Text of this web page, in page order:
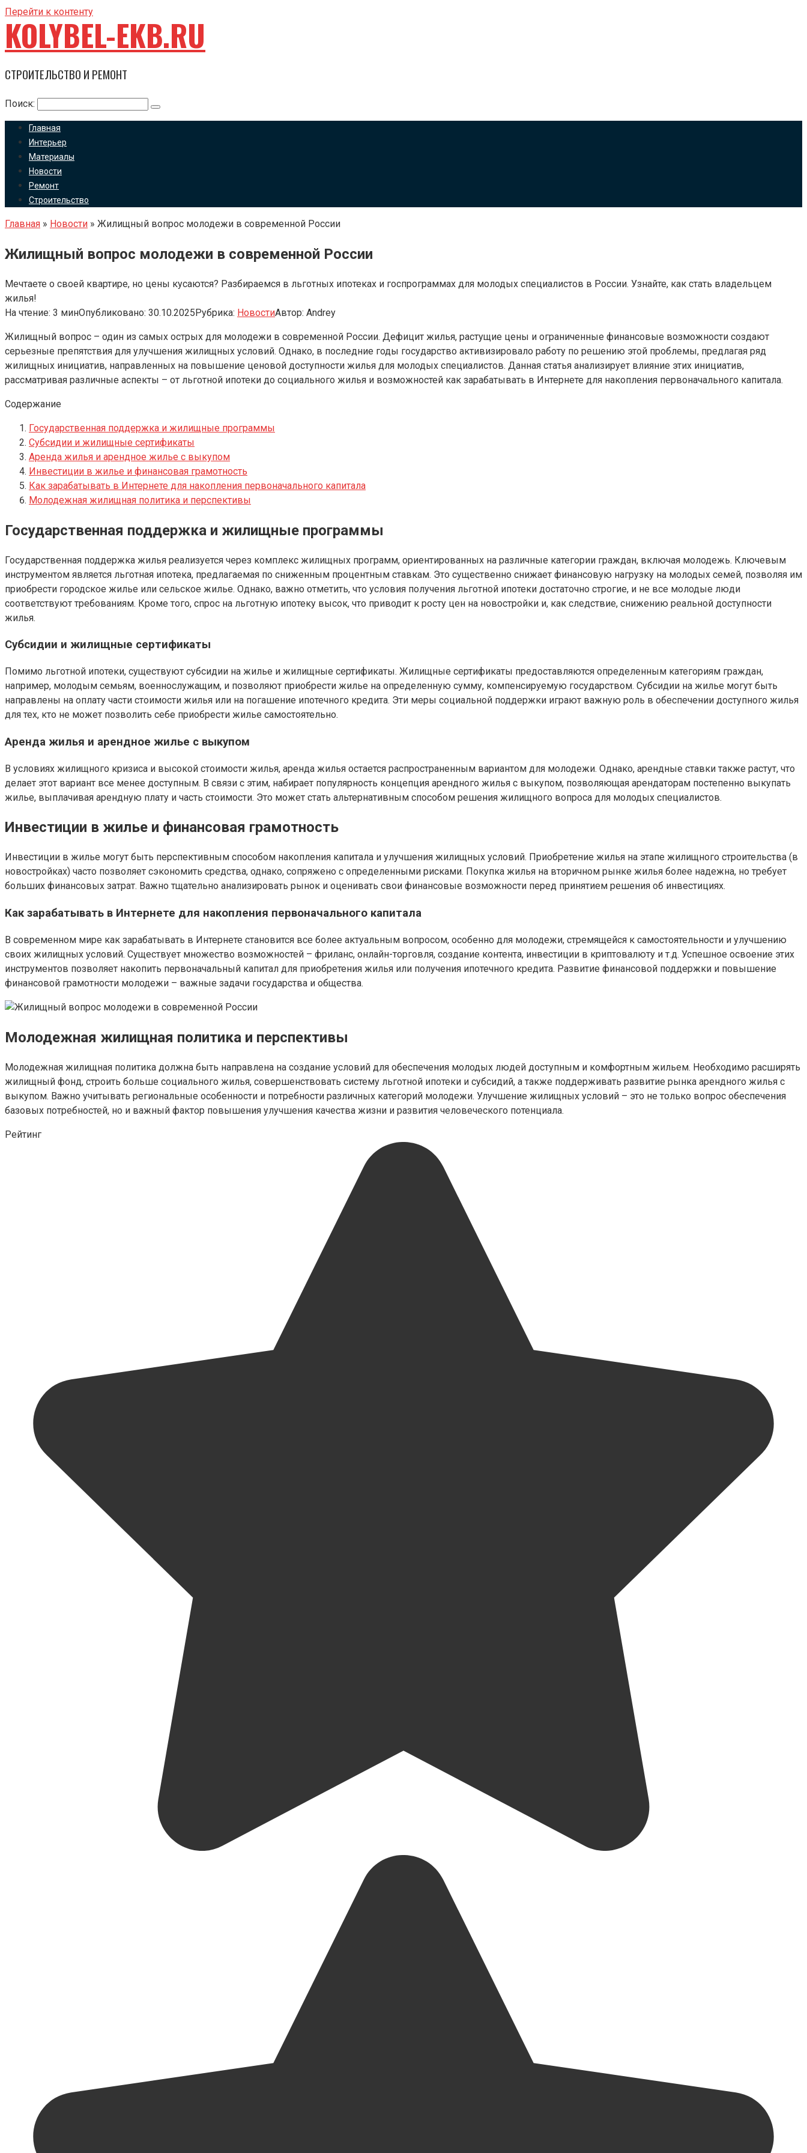
Перейти к контенту
KOLYBEL-EKB.RU
СТРОИТЕЛЬСТВО И РЕМОНТ
Поиск:
Главная
Интерьер
Материалы
Новости
Ремонт
Строительство
Главная » Новости » Жилищный вопрос молодежи в современной России
Жилищный вопрос молодежи в современной России
Мечтаете о своей квартире, но цены кусаются? Разбираемся в льготных ипотеках и госпрограммах для молодых специалистов в России. Узнайте, как стать владельцем
жилья!
На чтение: 3 минОпубликовано: 30.10.2025Рубрика: НовостиАвтор: Andrey
Жилищный вопрос – один из самых острых для молодежи в современной России. Дефицит жилья, растущие цены и ограниченные финансовые возможности создают
серьезные препятствия для улучшения жилищных условий. Однако, в последние годы государство активизировало работу по решению этой проблемы, предлагая ряд
жилищных инициатив, направленных на повышение ценовой доступности жилья для молодых специалистов. Данная статья анализирует влияние этих инициатив,
рассматривая различные аспекты – от льготной ипотеки до социального жилья и возможностей как зарабатывать в Интернете для накопления первоначального капитала.
Содержание
Государственная поддержка и жилищные программы
Субсидии и жилищные сертификаты
Аренда жилья и арендное жилье с выкупом
Инвестиции в жилье и финансовая грамотность
Как зарабатывать в Интернете для накопления первоначального капитала
Молодежная жилищная политика и перспективы
Государственная поддержка и жилищные программы
Государственная поддержка жилья реализуется через комплекс жилищных программ, ориентированных на различные категории граждан, включая молодежь. Ключевым
инструментом является льготная ипотека, предлагаемая по сниженным процентным ставкам. Это существенно снижает финансовую нагрузку на молодых семей, позволяя им
приобрести городское жилье или сельское жилье. Однако, важно отметить, что условия получения льготной ипотеки достаточно строгие, и не все молодые люди
соответствуют требованиям. Кроме того, спрос на льготную ипотеку высок, что приводит к росту цен на новостройки и, как следствие, снижению реальной доступности
жилья.
Субсидии и жилищные сертификаты
Помимо льготной ипотеки, существуют субсидии на жилье и жилищные сертификаты. Жилищные сертификаты предоставляются определенным категориям граждан,
например, молодым семьям, военнослужащим, и позволяют приобрести жилье на определенную сумму, компенсируемую государством. Субсидии на жилье могут быть
направлены на оплату части стоимости жилья или на погашение ипотечного кредита. Эти меры социальной поддержки играют важную роль в обеспечении доступного жилья
для тех, кто не может позволить себе приобрести жилье самостоятельно.
Аренда жилья и арендное жилье с выкупом
В условиях жилищного кризиса и высокой стоимости жилья, аренда жилья остается распространенным вариантом для молодежи. Однако, арендные ставки также растут, что
делает этот вариант все менее доступным. В связи с этим, набирает популярность концепция арендного жилья с выкупом, позволяющая арендаторам постепенно выкупать
жилье, выплачивая арендную плату и часть стоимости. Это может стать альтернативным способом решения жилищного вопроса для молодых специалистов.
Инвестиции в жилье и финансовая грамотность
Инвестиции в жилье могут быть перспективным способом накопления капитала и улучшения жилищных условий. Приобретение жилья на этапе жилищного строительства (в
новостройках) часто позволяет сэкономить средства, однако, сопряжено с определенными рисками. Покупка жилья на вторичном рынке жилья более надежна, но требует
больших финансовых затрат. Важно тщательно анализировать рынок и оценивать свои финансовые возможности перед принятием решения об инвестициях.
Как зарабатывать в Интернете для накопления первоначального капитала
В современном мире как зарабатывать в Интернете становится все более актуальным вопросом, особенно для молодежи, стремящейся к самостоятельности и улучшению
своих жилищных условий. Существует множество возможностей – фриланс, онлайн-торговля, создание контента, инвестиции в криптовалюту и т.д. Успешное освоение этих
инструментов позволяет накопить первоначальный капитал для приобретения жилья или получения ипотечного кредита. Развитие финансовой поддержки и повышение
финансовой грамотности молодежи – важные задачи государства и общества.
Молодежная жилищная политика и перспективы
Молодежная жилищная политика должна быть направлена на создание условий для обеспечения молодых людей доступным и комфортным жильем. Необходимо расширять
жилищный фонд, строить больше социального жилья, совершенствовать систему льготной ипотеки и субсидий, а также поддерживать развитие рынка арендного жилья с
выкупом. Важно учитывать региональные особенности и потребности различных категорий молодежи. Улучшение жилищных условий – это не только вопрос обеспечения
базовых потребностей, но и важный фактор повышения улучшения качества жизни и развития человеческого потенциала.
Рейтинг